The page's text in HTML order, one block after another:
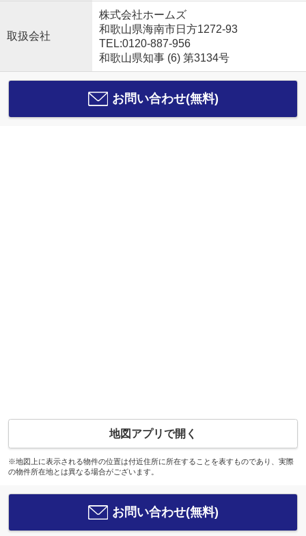
取扱会社
株式会社ホームズ
和歌山県海南市日方1272-93
TEL:0120-887-956
和歌山県知事 (6) 第3134号
お問い合わせ(無料)
地図アプリで開く
※地図上に表示される物件の位置は付近住所に所在することを表すものであり、実際
の物件所在地とは異なる場合がございます。
お問い合わせ(無料)